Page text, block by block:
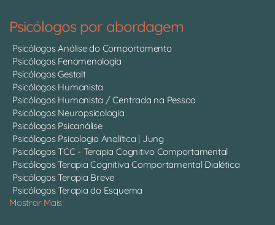
Psicólogos por abordagem
Psicólogos Análise do Comportamento
Psicólogos Fenomenologia
Psicólogos Gestalt
Psicólogos Humanista
Psicólogos Humanista / Centrada na Pessoa
Psicólogos Neuropsicologia
Psicólogos Psicanálise
Psicólogos Psicologia Analítica | Jung
Psicólogos TCC - Terapia Cognitivo Comportamental
Psicólogos Terapia Cognitiva Comportamental Dialética
Psicólogos Terapia Breve
Psicólogos Terapia do Esquema
Mostrar Mais